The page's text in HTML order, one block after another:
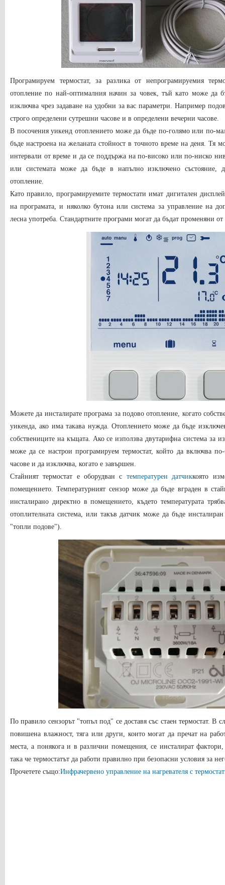
Програмируем термостат, за разлика от непрограмируемия
отопление по най-оптималния начин за човек, тъй като може да
изключва чрез задаване на удобни за вас параметри. Например
строго определени сутрешни часове и в определени вечерни часове.
В посочения уикенд отоплението може да бъде по-голямо или по-
бъде настроена на желаната стойност в точното време на деня. Тя
интервали от време и да се поддържа на по-високо или по-ниско
или системата може да бъде в напълно изключено състояние,
отопление.
Като правило, програмируемите термостати имат дигитален
на програмата, и няколко бутона или система за управление на
лесна употреба. Стандартните програми могат да бъдат променяни
Можете да инсталирате програма за подово отопление, когато
уикенда, ако има такава нужда. Отоплението може да бъде
собствениците на къщата. Ако се използва двутарифна система за
може да се настрои програмируем термостат, който да включва
часове и да изключва, когато е завършен.
Стайният термостат е оборудван с температурен датчиккоято
помещението. Температурният сензор може да бъде вграден в
инсталирано директно в помещението, където температурата
отоплителната система, или такъв датчик може да бъде
"топли подове").
По правило сензорът "топъл под" се доставя със стаен термостат. В
повишена влажност, тяга или други, които могат да пречат на
места, а понякога и в различни помещения, се инсталират фактори,
така че термостатът да работи правилно при безопасни условия за
Прочетете също:Инфрачервено управление на нагревателя с